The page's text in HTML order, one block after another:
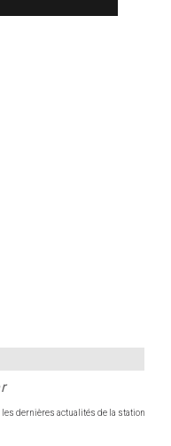
dernières actualités de la station